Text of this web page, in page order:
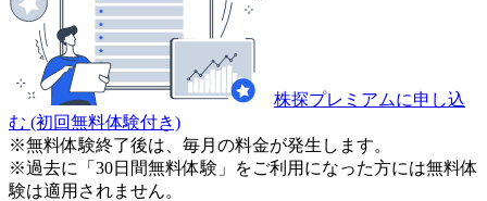
株探プレミアムに申し込
む (初回無料体験付き)
※無料体験終了後は、毎月の料金が発生します。
※過去に「30日間無料体験」をご利用になった方には無料体
験は適用されません。